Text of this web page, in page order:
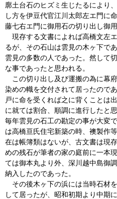
廓土台石のヒズミ生じたるにより
し方を伊豆代官江川太郎左エ門に
藤七右エ門に御用石の切り出し御
現存する文書によれば高橋文左
るが、その石山は雲見の木ヶ下で
雲見の多数の人であった。然して
な事であったと思われる。
この切り出し及び運搬の為に幕
染めの幟を交付されて居ったので
戸に命を受くれば之に背くことは
に就ては割合、順調に進行したと
毎年雲見の石工の勘定の事が大変
は高橋亘氏住宅新築の時、襖製作
在は帳簿類はないが、古文書は現
めの残石が筆者の家の庭前に一本
ては御本丸より外、深川越中島御
納入したのであった。
その後木ヶ下の浜には当時石材
して居ったが、昭和初期より中期